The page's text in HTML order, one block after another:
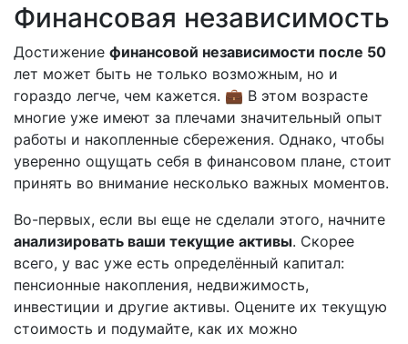
Финансовая независимость
Достижение финансовой независимости после 50
лет может быть не только возможным, но и
гораздо легче, чем кажется. 💼 В этом возрасте
многие уже имеют за плечами значительный опыт
работы и накопленные сбережения. Однако, чтобы
уверенно ощущать себя в финансовом плане, стоит
принять во внимание несколько важных моментов.
Во-первых, если вы еще не сделали этого, начните
анализировать ваши текущие активы. Скорее
всего, у вас уже есть определённый капитал:
пенсионные накопления, недвижимость,
инвестиции и другие активы. Оцените их текущую
стоимость и подумайте, как их можно